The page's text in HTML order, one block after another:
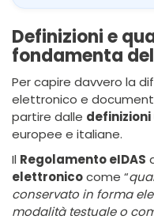
Definizioni e
fondamenta
Per capire davvero la
elettronico e
partire dalle
europee e italiane.
Il Regolamento eIDAS
elettronicocome “
conservato in forma
modalità testuale o